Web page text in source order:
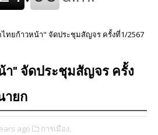
ทยก้าวหน้า" จัดประชุมสัญจร ครั้งที่1/2567
า" จัดประชุมสัญจร ครั้ง
ายก
ago การเมือง,